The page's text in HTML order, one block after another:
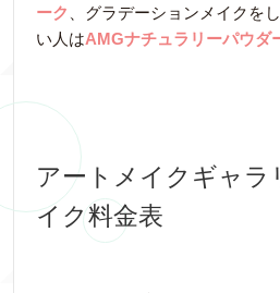
ーク
、グラデーションメイクを
い人はAMGナチュラリーパウダ
アートメイクギャラ
イク料金表